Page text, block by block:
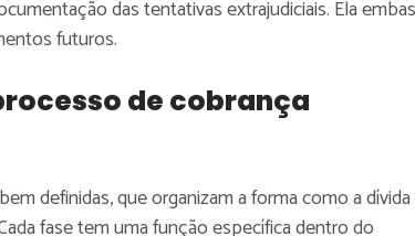
das tentativas extrajudiciais. Ela
futuros.
de cobrança
definidas, que organizam a forma como a dívida
fase tem uma função específica dentro do